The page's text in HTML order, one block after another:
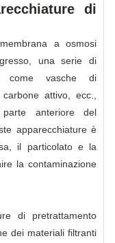
di
a osmosi
una serie di
come vasche di
attivo, ecc.,
anteriore del
apparecchiature è
il particolato e la
la contaminazione
di pretrattamento
dei materiali filtranti